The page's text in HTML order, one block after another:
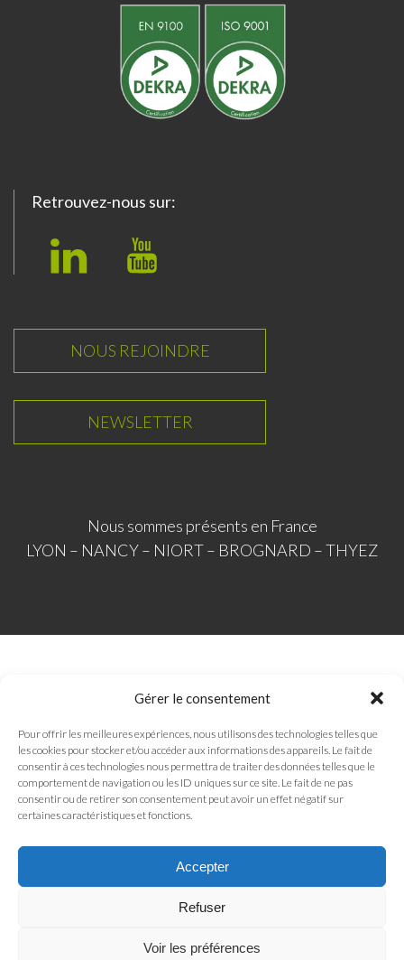
Gérer le consentement
Pour offrir les meilleures expériences, nous utilisons des technologies telles que
les cookies pour stocker et/ou accéder aux informations des appareils. Le fait de
consentir à ces technologies nous permettra de traiter des données telles que le
comportement de navigation ou les ID uniques sur ce site. Le fait de ne pas
consentir ou de retirer son consentement peut avoir un effet négatif sur
certaines caractéristiques et fonctions.
Accepter
Refuser
Voir les préférences
Retrouvez-nous sur:
L
k
e
d
Y
T
u
b
e
NOUS REJOINDRE
NEWSLETTER
Nous sommes présents en France
LYON – NANCY – NIORT – BROGNARD – THYEZ
Sitemap
Mentions légales
Politique de cookies (UE)